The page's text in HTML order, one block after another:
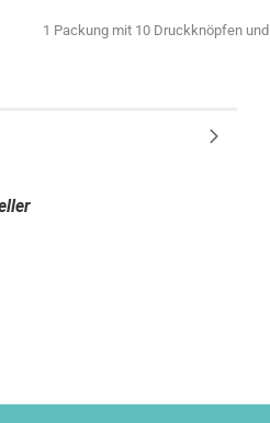
1 Packung mit 10 Druckknöpfen